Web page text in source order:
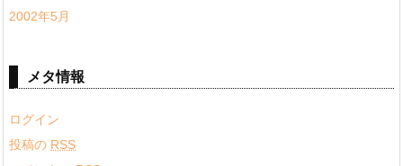
2002年5月
メタ情報
ログイン
投稿の RSS